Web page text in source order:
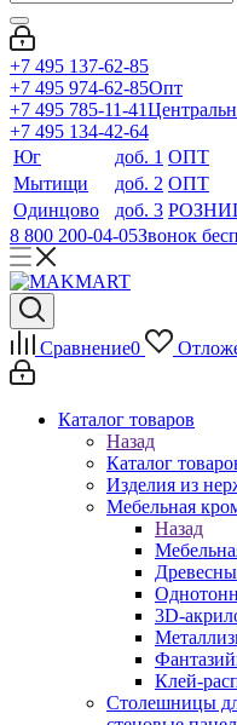
+7 495 137-62-85
+7 495 974-62-85Опт
+7 495 785-11-41
+7 495 134-42-64
Юг
доб. 1 ОПТ
Мытищи
доб. 2 ОПТ
Одинцово
доб. 3
8 800 200-04-05Звонок
Сравнение0
Каталог товаров
Назад
Каталог
Изделия из
Мебельная
Назад
3D-
Клей-
Столешницы